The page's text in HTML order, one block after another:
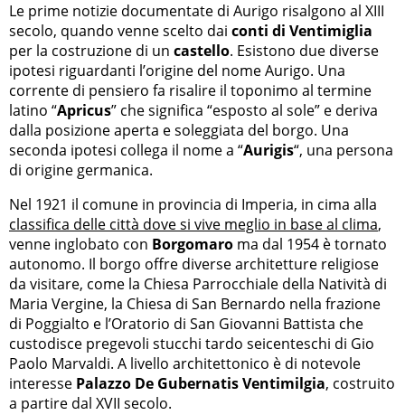
Le prime notizie documentate di Aurigo risalgono al XIII
secolo, quando venne scelto dai conti di Ventimiglia
per la costruzione di un castello. Esistono due diverse
ipotesi riguardanti l’origine del nome Aurigo. Una
corrente di pensiero fa risalire il toponimo al termine
latino “Apricus” che significa “esposto al sole” e deriva
dalla posizione aperta e soleggiata del borgo. Una
seconda ipotesi collega il nome a “Aurigis“, una persona
di origine germanica.
Nel 1921 il comune in provincia di Imperia, in cima alla
classifica delle città dove si vive meglio in base al clima,
venne inglobato con Borgomaro ma dal 1954 è tornato
autonomo. Il borgo offre diverse architetture religiose
da visitare, come la Chiesa Parrocchiale della Natività di
Maria Vergine, la Chiesa di San Bernardo nella frazione
di Poggialto e l’Oratorio di San Giovanni Battista che
custodisce pregevoli stucchi tardo seicenteschi di Gio
Paolo Marvaldi. A livello architettonico è di notevole
interesse Palazzo De Gubernatis Ventimilgia, costruito
a partire dal XVII secolo.